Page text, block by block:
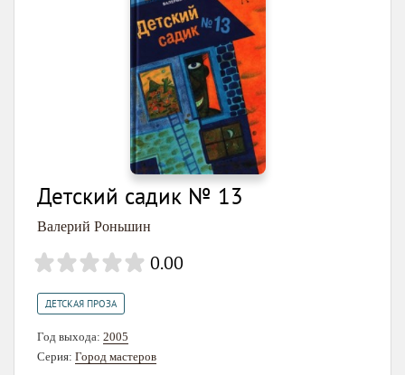
Детский садик № 13
Валерий Роньшин
0.00
ДЕТСКАЯ ПРОЗА
Год выхода: 2005
Серия: Город мастеров